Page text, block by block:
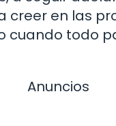
creer en las
cuando todo
Anuncios